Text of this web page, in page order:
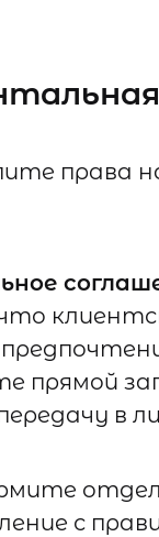
права
прямой
в
с